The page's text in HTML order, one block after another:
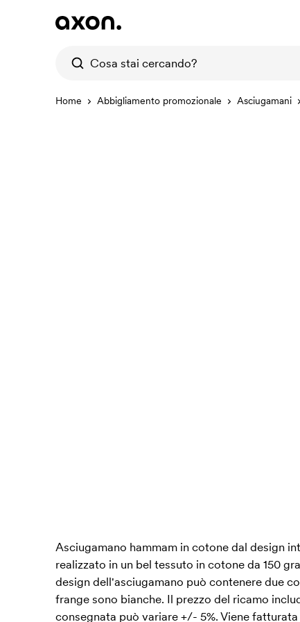
Home Abbigliamento promozionale Asciugamani
Asciugamano hammam in cotone dal design
realizzato in un bel tessuto in cotone da 150
design dell'asciugamano può contenere due
frange sono bianche. Il prezzo del ricamo
consegnata può variare +/- 5%. Viene